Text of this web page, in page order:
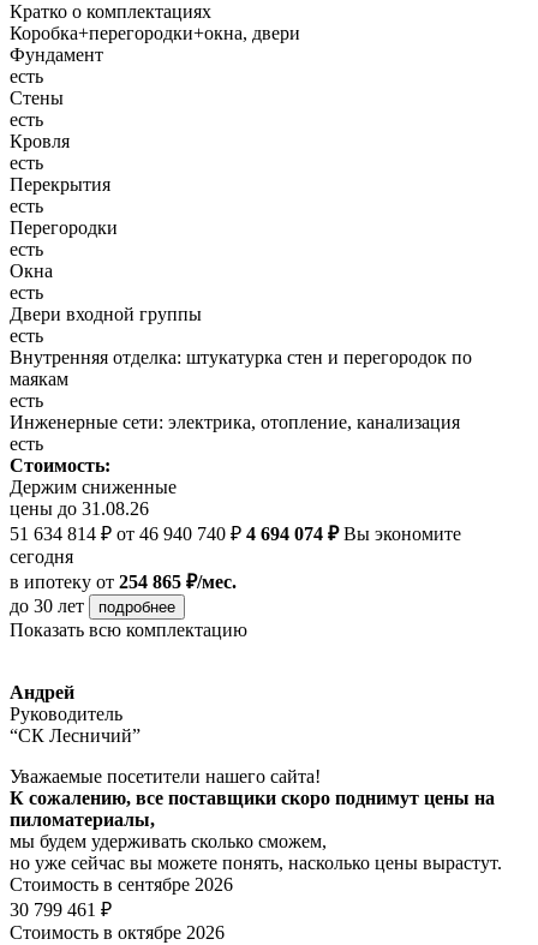
Кратко о комплектациях
Коробка+перегородки+окна, двери
Фундамент
есть
Стены
есть
Кровля
есть
Перекрытия
есть
Перегородки
есть
Окна
есть
Двери входной группы
есть
Внутренняя отделка: штукатурка стен и перегородок по
маякам
есть
Инженерные сети: электрика, отопление, канализация
есть
Стоимость:
Держим сниженные
цены до 31.08.26
51 634 814 ₽ от 46 940 740 ₽ 4 694 074 ₽Вы экономите
сегодня
в ипотеку от 254 865 ₽/мес.
до 30 лет
подробнее
Показать всю комплектацию
Андрей
Руководитель
“СК Лесничий”
Уважаемые посетители нашего сайта!
К сожалению, все поставщики скоро поднимут цены на
пиломатериалы,
мы будем удерживать сколько сможем,
но уже сейчас вы можете понять, насколько цены вырастут.
Стоимость в сентябре 2026
30 799 461 ₽
Стоимость в октябре 2026